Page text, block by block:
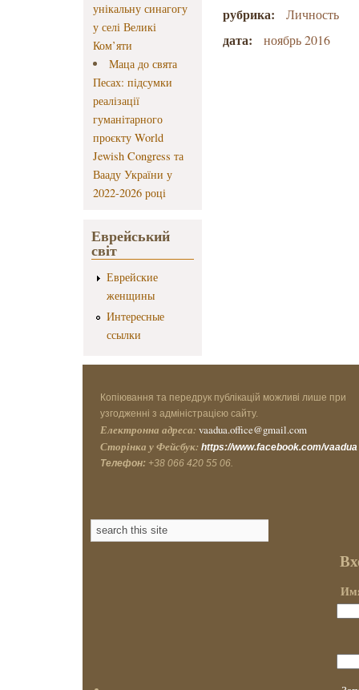
унікальну синагогу
у селі Великі
Ком’яти
Маца до свята
Песах: підсумки
реалізації
гуманітарного
проєкту World
Jewish Congress та
Вааду України у
2022-2026 році
Еврейський
світ
Еврейские
женщины
Интересные
ссылки
рубрика: Личность
дата: ноябрь 2016
Копіювання та передрук публікацій можливі лише при
узгодженні з адміністрацією сайту.
Електронна адреса: vaadua.office@gmail.com
Сторінка у Фейсбук: https://www.facebook.com/vaadua
Телефон: +38 066 420 55 06.